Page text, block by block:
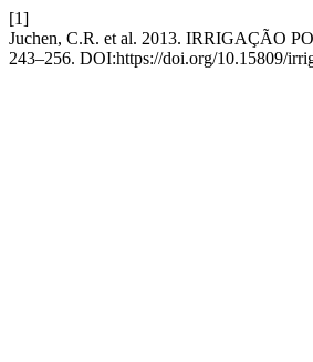
[1]
Juchen, C.R. et al. 2013. IRRIGAÇÃO
243–256. DOI:https://doi.org/10.15809/